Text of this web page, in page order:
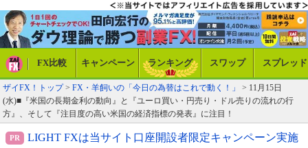
FX比較 キャンペーン ランキング スワップ スプレッド
ザイFX！トップ> FX・羊飼いの「今日の為替はこれで動く！」
> 11月15日
(水)■『米国の長期金利の動向』と『ユーロ買い・円売り・ドル売りの流れの行
方』、そして『注目度の高い米国の経済指標の発表』に注目！
LIGHT FXは当サイト口座開設者限定キャンペーン実施